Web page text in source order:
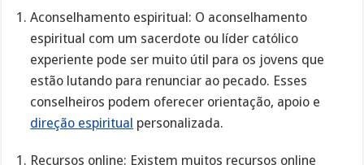
Aconselhamento espiritual: O aconselhamento
espiritual com um sacerdote ou líder católico
experiente pode ser muito útil para os jovens que
estão lutando para renunciar ao pecado. Esses
conselheiros podem oferecer orientação, apoio e
direção espiritual personalizada.
Recursos online: Existem muitos recursos online